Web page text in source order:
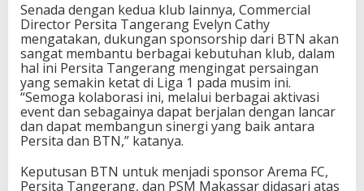
Senada dengan kedua klub lainnya, Commercial
Director Persita Tangerang Evelyn Cathy
mengatakan, dukungan sponsorship dari BTN akan
sangat membantu berbagai kebutuhan klub, dalam
hal ini Persita Tangerang mengingat persaingan
yang semakin ketat di Liga 1 pada musim ini.
“Semoga kolaborasi ini, melalui berbagai aktivasi
event dan sebagainya dapat berjalan dengan lancar
dan dapat membangun sinergi yang baik antara
Persita dan BTN,” katanya.
Keputusan BTN untuk menjadi sponsor Arema FC,
Persita Tangerang, dan PSM Makassar didasari atas